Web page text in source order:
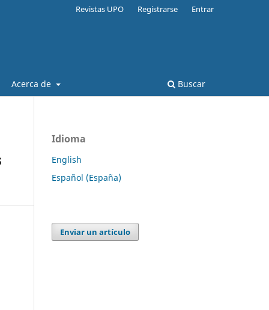
Acerca de Buscar
Revistas UPO Registrarse Entrar
Idioma
English
Español (España)
Enviar un artículo